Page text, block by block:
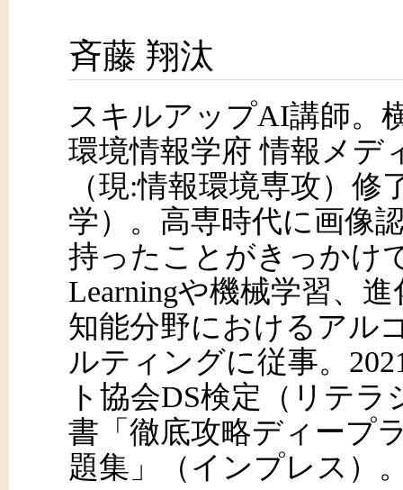
斉藤 翔汰
スキルアップAI講師。
環境情報学府 情報メデ
（現:情報環境専攻）修
学）。高専時代に画像
持ったことがきっかけ
Learningや機械学習、
知能分野におけるアル
ルティングに従事。
ト協会DS検定（リテ
書「徹底攻略ディープ
題集」（インプレス）